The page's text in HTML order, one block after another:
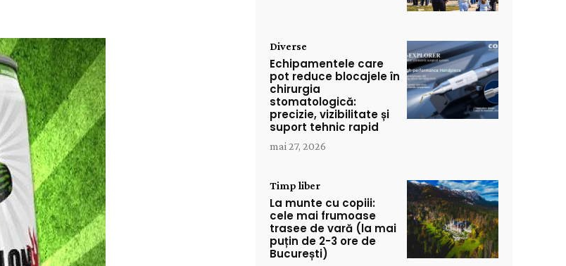
Diverse
Echipamentele care
pot reduce blocajele în
chirurgia
stomatologică:
precizie, vizibilitate și
suport tehnic rapid
mai 27, 2026
Timp liber
La munte cu copiii:
cele mai frumoase
trasee de vară (la mai
puțin de 2-3 ore de
București)